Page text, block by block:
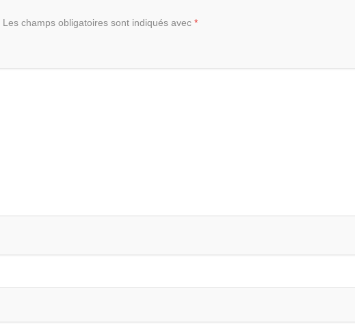
Les champs obligatoires sont indiqués avec *